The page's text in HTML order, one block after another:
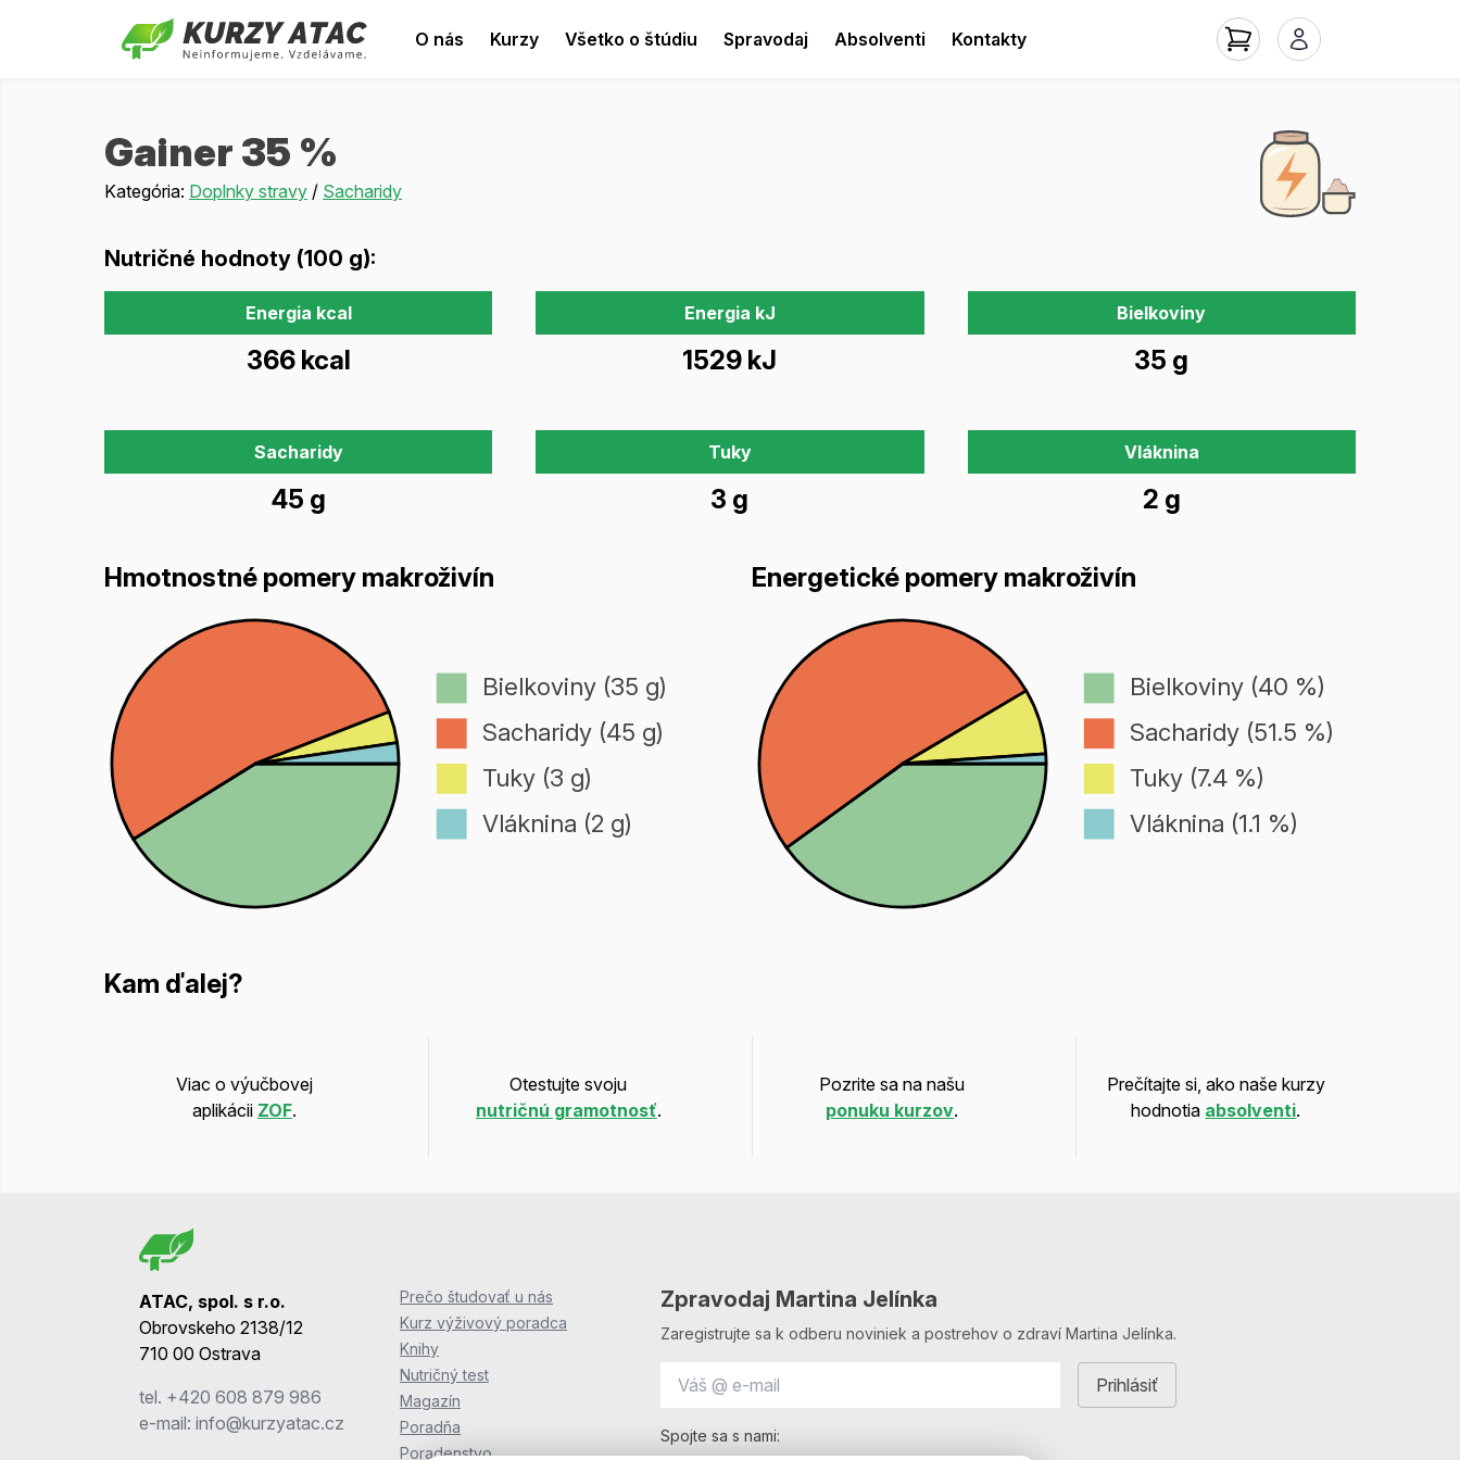
O nás Kurzy Všetko o štúdiu Spravodaj Absolventi Kontakty
Gainer 35 %
Kategória: Doplnky stravy / Sacharidy
Nutričné hodnoty (100 g):
Energia kcal
366 kcal
Energia kJ
1529 kJ
Bielkoviny
35 g
Sacharidy
45 g
Tuky
3 g
Vláknina
2 g
Hmotnostné pomery makroživín
Bielkoviny (35 g)
Sacharidy (45 g)
Tuky (3 g)
Vláknina (2 g)
Energetické pomery makroživín
Bielkoviny (40 %)
Sacharidy (51.5 %)
Tuky (7.4 %)
Vláknina (1.1 %)
Kam ďalej?
Viac o výučbovej
aplikácii ZOF.
Otestujte svoju
nutričnú gramotnosť.
Pozrite sa na našu
ponuku kurzov.
Prečítajte si, ako naše kurzy
hodnotia absolventi.
ATAC, spol. s r.o.
Obrovskeho 2138/12
710 00 Ostrava
tel. +420 608 879 986
e-mail: info@kurzyatac.cz
Prečo študovať u nás
Kurz výživový poradca
Knihy
Nutričný test
Magazín
Poradňa
Poradenstvo
Zpravodaj Martina Jelínka
Zaregistrujte sa k odberu noviniek a postrehov o zdraví Martina Jelínka.
Spojte sa s nami: